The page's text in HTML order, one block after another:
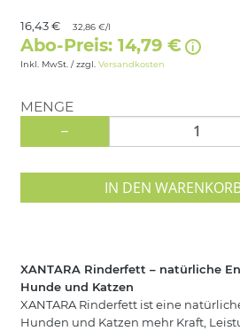
16,43 € 32,86 €/l
Abo-Preis: 14,79 €
Inkl. MwSt. / zzgl. Versandkosten
MENGE
-
IN DEN
XANTARA Rinderfett – natürliche
Hunde und Katzen
XANTARA Rinderfett ist eine
Hunden und Katzen mehr Kraft,